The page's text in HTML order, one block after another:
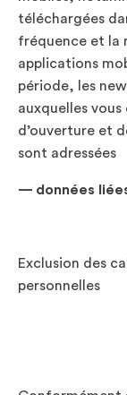
téléchargées
fréquence et la
applications
période, les
auxquelles
d’ouverture et
sont adressées
— données
Exclusion des
personnelles